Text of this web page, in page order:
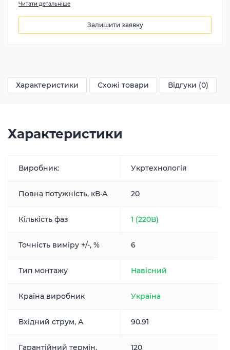
Читати детальніше
Залишити заявку
Характеристики Схожі товари Відгуки (0)
Характеристики
Виробник: Укртехнологія
Повна потужність, кВ·А 20
Кількість фаз 1 (220В)
Точність виміру +/-, % 6
Тип монтажу Навісний
Країна виробник Україна
Вхідний струм, А 90.91
Гарантійний термін, 120